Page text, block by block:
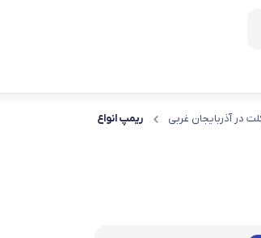
ریمپ و تیونینگ موتور سیکلت های برند هوندا
در آذربایجان غربی
ریمپ انواع